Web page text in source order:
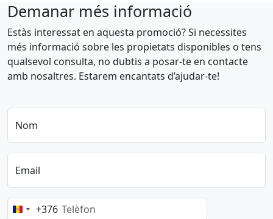
+
−
Demanar més informació
Estàs interessat en aquesta promoció? Si necessites
més informació sobre les propietats disponibles o tens
qualsevol consulta, no dubtis a posar-te en contacte
amb nosaltres. Estarem encantats d’ajudar-te!
Nom
Email
Andorra
+376